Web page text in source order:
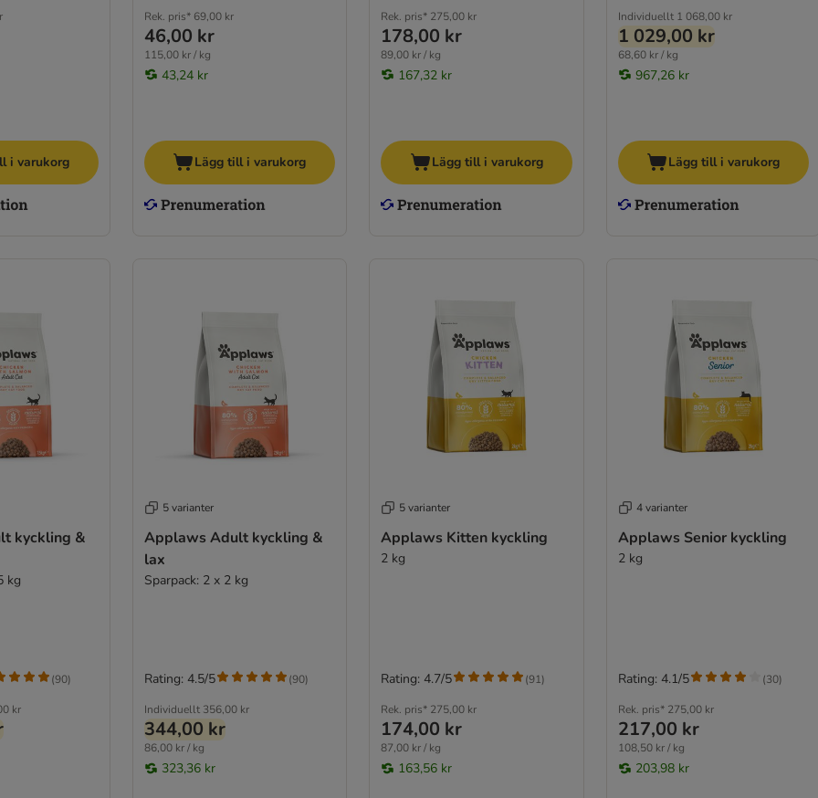
i varukorg
Rek. pris* 69,00 kr
46,00 kr
115,00 kr / kg
43,24 kr
Lägg till i varukorg
Rek. pris* 275,00 kr
178,00 kr
89,00 kr / kg
167,32 kr
Lägg till i varukorg
Individuellt 1 068,00 kr
1 029,00 kr
68,60 kr / kg
967,26 kr
Lägg till i varukorg
kyckling &
kg
kr
(90)
5 varianter
Applaws Adult kyckling &
lax
Sparpack: 2 x 2 kg
Individuellt 356,00 kr
344,00 kr
86,00 kr / kg
323,36 kr
Rating: 4.5/5 (90)
5 varianter
Applaws Kitten kyckling
2 kg
Rek. pris* 275,00 kr
174,00 kr
87,00 kr / kg
163,56 kr
Rating: 4.7/5 (91)
4 varianter
Applaws Senior kyckling
2 kg
Rek. pris* 275,00 kr
217,00 kr
108,50 kr / kg
203,98 kr
Rating: 4.1/5 (30)